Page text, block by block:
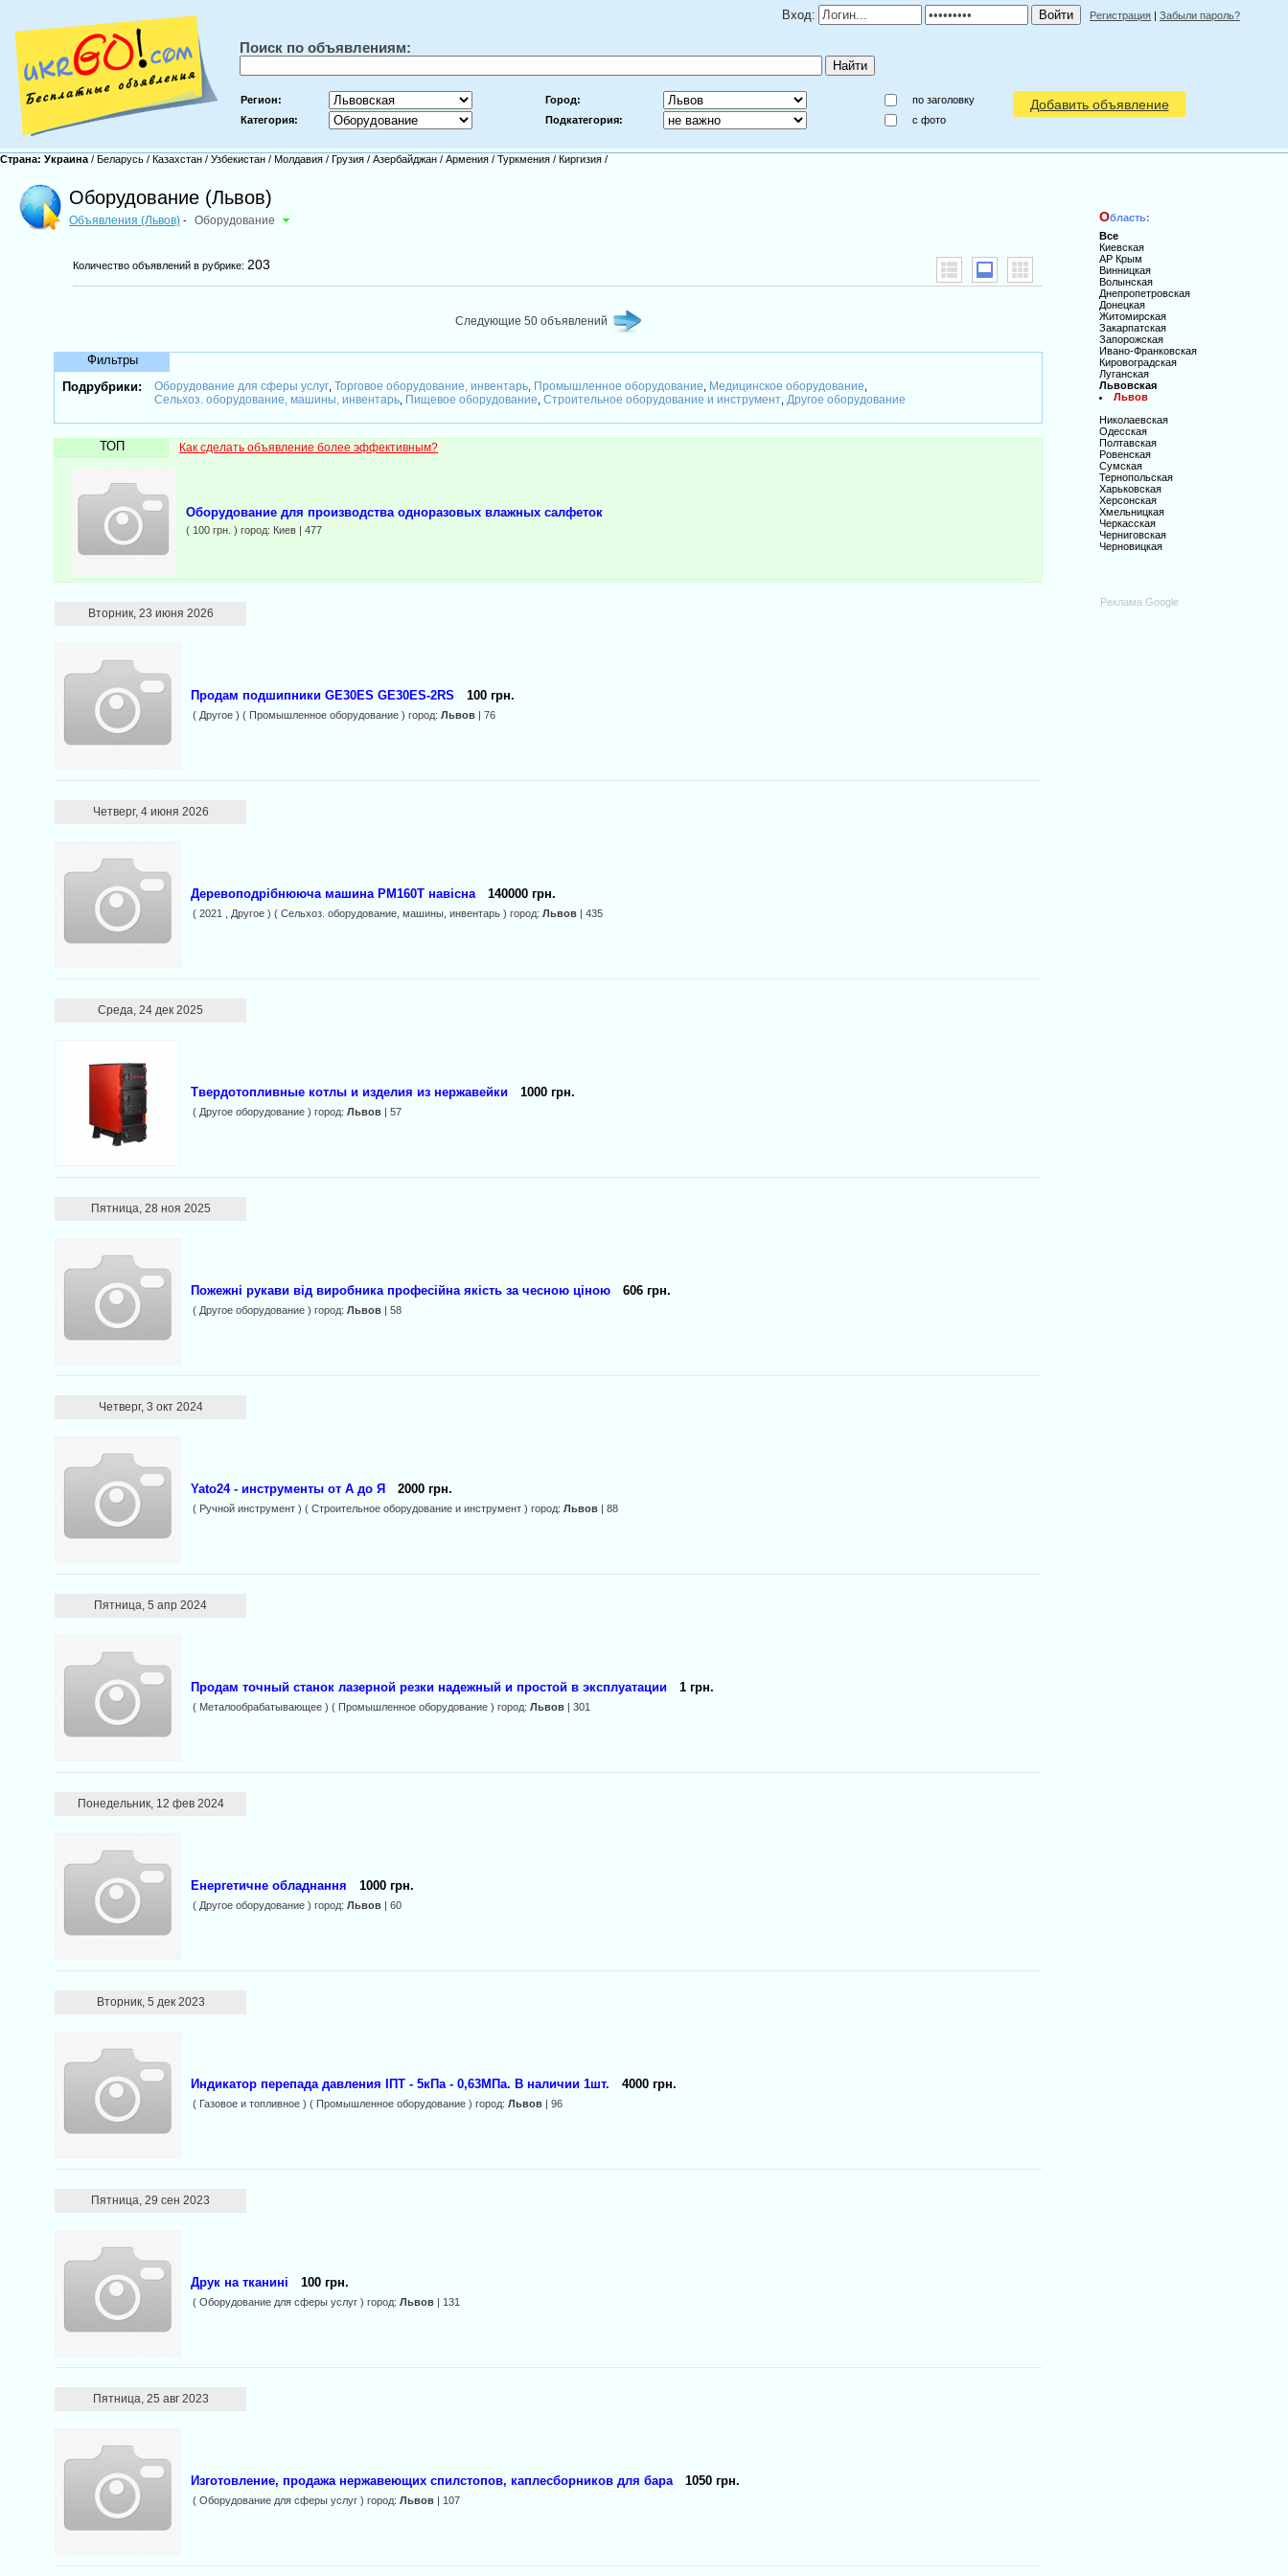
Вход: Регистрация | Забыли пароль?
Поиск по объявлениям:
Регион: Город:
по заголовку
Категория:
Подкатегория: c фото
Добавить объявление
Страна: Украина / Беларусь / Казахстан / Узбекистан / Молдавия / Грузия / Азербайджан / Армения / Туркмения / Киргизия /
Оборудование (Львов)
Объявления (Львов) - Оборудование
Количество объявлений в рубрике: 203
Следующие 50 объявлений
Фильтры
Подрубрики:
Оборудование для сферы услуг ,Торговое оборудование, инвентарь Промышленное оборудование Медицинское оборудование
Сельхоз. оборудование, машины, инвентарь Пищевое оборудование ,Строительное оборудование и инструмент Другое оборудование
ТОП Как сделать объявление более эффективным?
Оборудование для производства одноразовых влажных салфеток
( 100 грн. ) город: Киев | 477
Вторник, 23 июня 2026
Продам подшипники GE30ES GE30ES-2RS 100 грн.
( Другое ) ( Промышленное оборудование ) город:Львов | 76
Четверг, 4 июня 2026
Деревоподрiбнююча машина РМ160Т навiсна 140000 грн.
( 2021 , Другое ) ( Сельхоз. оборудование, машины, инвентарь ) город:Львов | 435
Среда, 24 дек 2025
Твердотопливные котлы и изделия из нержавейки 1000 грн.
( Другое оборудование ) город:Львов | 57
Пятница, 28 ноя 2025
Пожежні рукави від виробника професійна якість за чесною ціною 606 грн.
( Другое оборудование ) город:Львов | 58
Четверг, 3 окт 2024
Yato24 - инструменты от А до Я 2000 грн.
( Ручной инструмент ) ( Строительное оборудование и инструмент ) город:Львов | 88
Пятница, 5 апр 2024
Продам точный станок лазерной резки надежный и простой в эксплуатации 1 грн.
( Металообрабатывающее ) ( Промышленное оборудование ) город:Львов | 301
Понедельник, 12 фев 2024
Енергетичне обладнання 1000 грн.
( Другое оборудование ) город:Львов | 60
Вторник, 5 дек 2023
Индикатор перепада давления ІПТ - 5кПа - 0,63МПа. В наличии 1шт. 4000 грн.
( Газовое и топливное ) ( Промышленное оборудование ) город:Львов | 96
Пятница, 29 сен 2023
Друк на тканині 100 грн.
( Оборудование для сферы услуг ) город:Львов | 131
Пятница, 25 авг 2023
Изготовление, продажа нержавеющих спилстопов, каплесборников для бара 1050 грн.
( Оборудование для сферы услуг ) город:Львов | 107
Область:
Все
Киевская
АР Крым
Винницкая
Волынская
Днепропетровская
Донецкая
Житомирская
Закарпатская
Запорожская
Ивано-Франковская
Кировоградская
Луганская
Львовская
Львов
Николаевская
Одесская
Полтавская
Ровенская
Сумская
Тернопольская
Харьковская
Херсонская
Хмельницкая
Черкасская
Черниговская
Черновицкая
Реклама Google